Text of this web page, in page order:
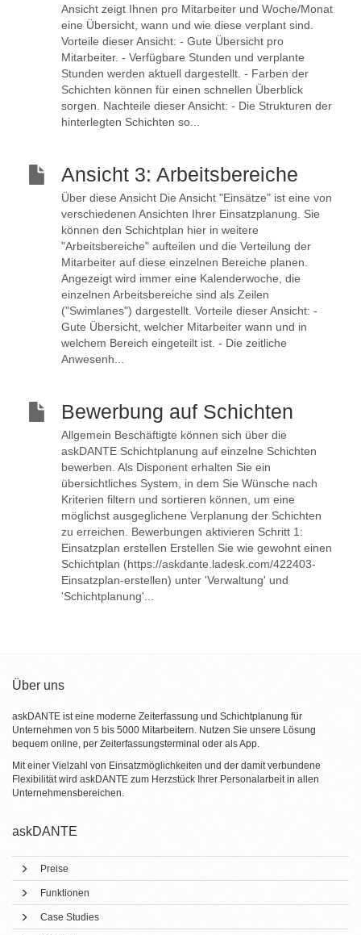
Ansicht zeigt Ihnen pro Mitarbeiter und Woche/Monat
eine Übersicht, wann und wie diese verplant sind.
Vorteile dieser Ansicht: - Gute Übersicht pro
Mitarbeiter. - Verfügbare Stunden und verplante
Stunden werden aktuell dargestellt. - Farben der
Schichten können für einen schnellen Überblick
sorgen. Nachteile dieser Ansicht: - Die Strukturen der
hinterlegten Schichten so...
Ansicht 3: Arbeitsbereiche
Über diese Ansicht Die Ansicht "Einsätze" ist eine von
verschiedenen Ansichten Ihrer Einsatzplanung. Sie
können den Schichtplan hier in weitere
"Arbeitsbereiche" aufteilen und die Verteilung der
Mitarbeiter auf diese einzelnen Bereiche planen.
Angezeigt wird immer eine Kalenderwoche, die
einzelnen Arbeitsbereiche sind als Zeilen
("Swimlanes") dargestellt. Vorteile dieser Ansicht: -
Gute Übersicht, welcher Mitarbeiter wann und in
welchem Bereich eingeteilt ist. - Die zeitliche
Anwesenh...
Bewerbung auf Schichten
Allgemein Beschäftigte können sich über die
askDANTE Schichtplanung auf einzelne Schichten
bewerben. Als Disponent erhalten Sie ein
übersichtliches System, in dem Sie Wünsche nach
Kriterien filtern und sortieren können, um eine
möglichst ausgeglichene Verplanung der Schichten
zu erreichen. Bewerbungen aktivieren Schritt 1:
Einsatzplan erstellen Erstellen Sie wie gewohnt einen
Schichtplan (https://askdante.ladesk.com/422403-
Einsatzplan-erstellen) unter 'Verwaltung' und
'Schichtplanung'...
Über uns
askDANTE ist eine moderne Zeiterfassung und Schichtplanung für
Unternehmen von 5 bis 5000 Mitarbeitern. Nutzen Sie unsere Lösung
bequem online, per Zeiterfassungsterminal oder als App.
Mit einer Vielzahl von Einsatzmöglichkeiten und der damit verbundene
Flexibilität wird askDANTE zum Herzstück Ihrer Personalarbeit in allen
Unternehmensbereichen.
askDANTE
Preise
Funktionen
Case Studies